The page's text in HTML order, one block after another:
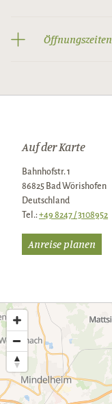
Öffnungszeiten
Auf der Karte
Bahnhofstr. 1
86825 Bad Wörishofen
Deutschland
Tel.:+49 8247 / 3108952
Anreise planen